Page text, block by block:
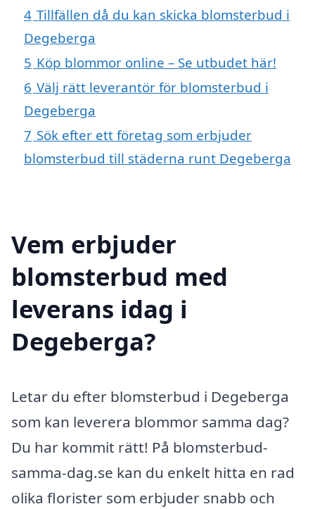
4 Tillfällen då du kan skicka blomsterbud i
Degeberga
5 Köp blommor online – Se utbudet här!
6 Välj rätt leverantör för blomsterbud i
Degeberga
7 Sök efter ett företag som erbjuder
blomsterbud till städerna runt Degeberga
Vem erbjuder
blomsterbud med
leverans idag i
Degeberga?
Letar du efter blomsterbud i Degeberga
som kan leverera blommor samma dag?
Du har kommit rätt! På blomsterbud-
samma-dag.se kan du enkelt hitta en rad
olika florister som erbjuder snabb och